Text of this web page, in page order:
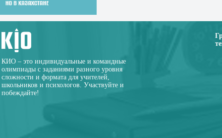
КИО – это индивидуальные и командные
олимпиады с заданиями разного уровня
сложности и формата для учителей,
школьников и психологов. Участвуйте и
побеждайте!